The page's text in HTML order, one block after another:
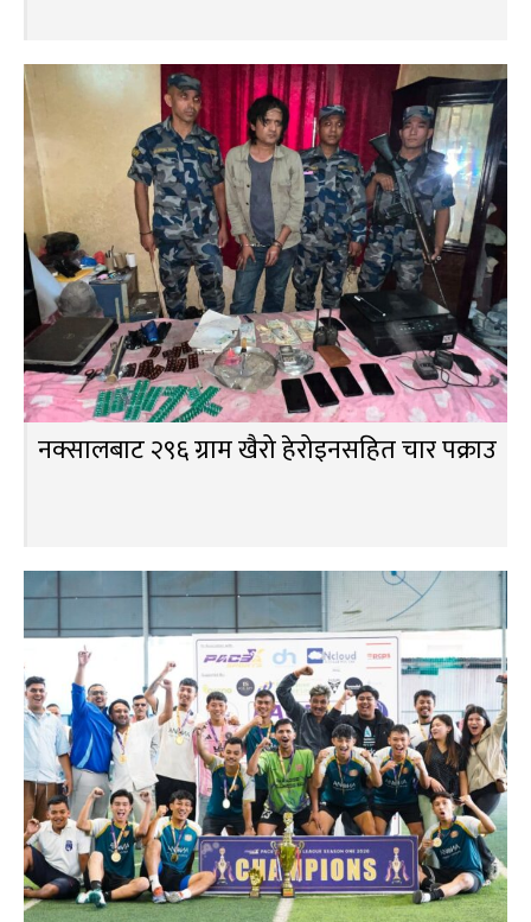
नक्सालबाट २९६ ग्राम खैरो हेरोइनसहित चार पक्राउ